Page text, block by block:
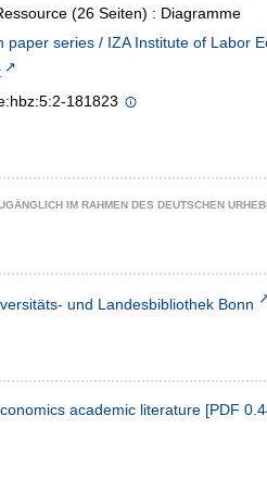
(26 Seiten) : Diagramme
paper series / IZA Institute of Labor
181823
IM RAHMEN DES DEUTSCHEN
und Landesbibliothek Bonn
academic literature [PDF